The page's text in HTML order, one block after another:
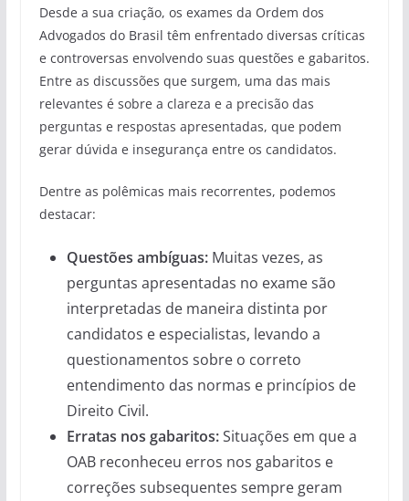
Desde a sua criação, os exames da Ordem dos
Advogados do Brasil têm enfrentado diversas críticas
e controversas envolvendo suas questões e gabaritos.
Entre as discussões que surgem, uma das mais
relevantes é sobre a clareza e a precisão das
perguntas e respostas apresentadas, que podem
gerar dúvida e insegurança entre os candidatos.
Dentre as polêmicas mais recorrentes, podemos
destacar:
Questões ambíguas:Muitas vezes, as
perguntas apresentadas no exame são
interpretadas de maneira distinta por
candidatos e especialistas, levando a
questionamentos sobre o correto
entendimento das normas e princípios de
Direito Civil.
Erratas nos gabaritos:Situações em que a
OAB reconheceu erros nos gabaritos e
correções subsequentes sempre geram